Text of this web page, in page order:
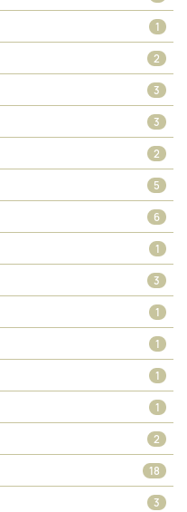
1
2
3
3
2
5
6
1
3
1
1
1
1
2
18
3